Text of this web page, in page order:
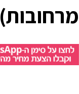
מרחובות) 0526326688